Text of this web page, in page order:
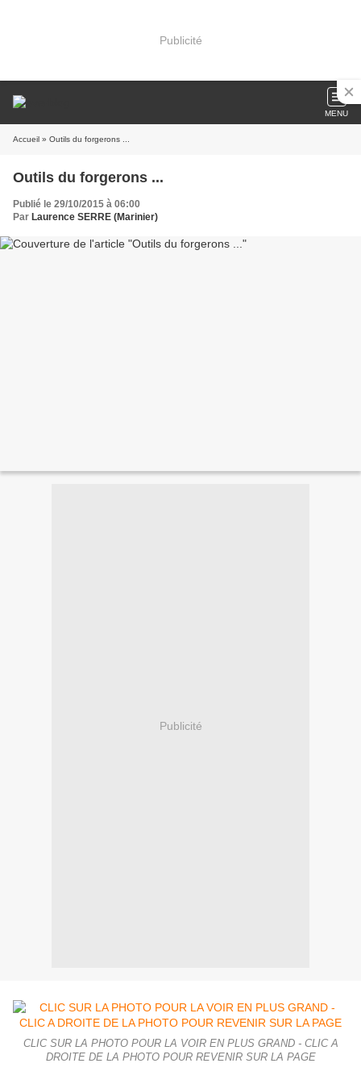
Publicité
MENU
Accueil » Outils du forgerons ...
Outils du forgerons ...
Publié le 29/10/2015 à 06:00
Par Laurence SERRE (Marinier)
Publicité
CLIC SUR LA PHOTO POUR LA VOIR EN PLUS GRAND - CLIC A
DROITE DE LA PHOTO POUR REVENIR SUR LA PAGE